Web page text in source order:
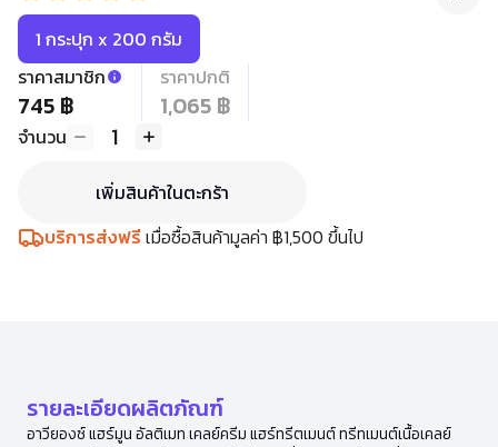
1 กระปุก x 200 กรัม
ราคาสมาชิก
745 ฿
ราคาปกติ
1,065 ฿
จำนวน 1
เพิ่มสินค้าในตะกร้า
บริการส่งฟรีเมื่อซื้อสินค้ามูลค่า ฿1,500 ขึ้นไป
รายละเอียดผลิตภัณฑ์
อาวียองซ์ แฮร์มูน อัลติเมท เคลย์ครีม แฮร์ทรีตเมนต์ ทรีทเมนต์เนื้อเคลย์